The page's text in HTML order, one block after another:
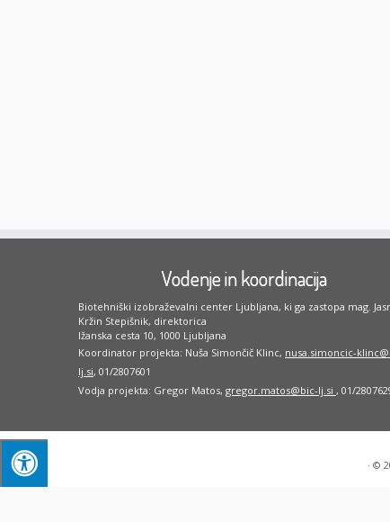
Vodenje in koordinacija
Biotehniški izobraževalni center Ljubljana, ki ga zastopa mag.
Kržin Stepišnik, direktorica
Ižanska cesta 10, 1000 Ljubljana
Koordinator projekta: Nuša Simončič Klinc, nusa.simoncic-
lj.si, 01/2807601
Vodja projekta: Gregor Matos, gregor.matos@bic-lj.si , 01/
· ©